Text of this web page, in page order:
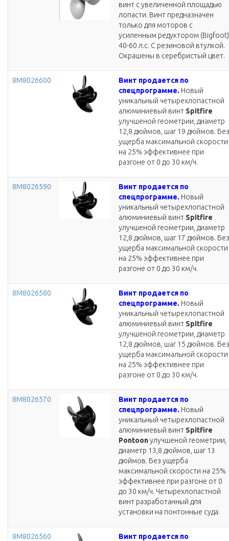
винт с увеличенной площадью
лопасти. Винт предназначен
только для моторов с
усиленным редуктором (Bigfoot)
40-60 л.с. С резиновой втулкой.
Окрашены в серебристый цвет.
8M8026600
Винт продается по
спецпрограмме. Новый
уникальный четырехлопастной
алюминиевый винт Spitfire
улучшеной геометрии, диаметр
12,8 дюймов, шаг 19 дюймов. Без
ущерба максимальной скорости
на 25% эффективнее при
разгоне от 0 до 30 км/ч.
8M8026590
Винт продается по
спецпрограмме. Новый
уникальный четырехлопастной
алюминиевый винт Spitfire
улучшеной геометрии, диаметр
12,8 дюймов, шаг 17 дюймов. Без
ущерба максимальной скорости
на 25% эффективнее при
разгоне от 0 до 30 км/ч.
8M8026580
Винт продается по
спецпрограмме. Новый
уникальный четырехлопастной
алюминиевый винт Spitfire
улучшеной геометрии, диаметр
12,8 дюймов, шаг 15 дюймов. Без
ущерба максимальной скорости
на 25% эффективнее при
разгоне от 0 до 30 км/ч.
8M8026570
Винт продается по
спецпрограмме. Новый
уникальный четырехлопастной
алюминиевый винт Spitfire
Pontoonулучшеной геометрии,
диаметр 13,8 дюймов, шаг 13
дюймов. Без ущерба
максимальной скорости на 25%
эффективнее при разгоне от 0
до 30 км/ч. Четырехлопастной
винт разработанный для
установки на понтонные суда.
8M8026560
Винт продается по